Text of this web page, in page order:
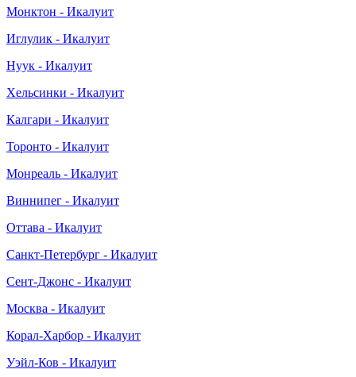
Монктон - Икалуит
Иглулик - Икалуит
Нуук - Икалуит
Хельсинки - Икалуит
Калгари - Икалуит
Торонто - Икалуит
Монреаль - Икалуит
Виннипег - Икалуит
Оттава - Икалуит
Санкт-Петербург - Икалуит
Сент-Джонс - Икалуит
Москва - Икалуит
Корал-Харбор - Икалуит
Уэйл-Ков - Икалуит